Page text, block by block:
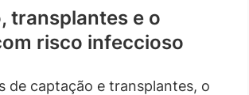
transplantes e o
risco infeccioso
de captação e transplantes, o